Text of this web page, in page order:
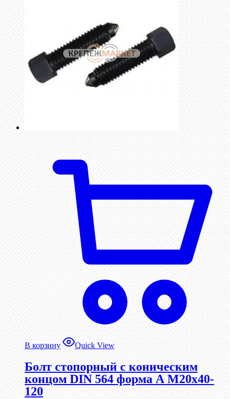
В корзину Quick View
Болт стопорный с коническим
концом DIN 564 форма А М20х40-
120